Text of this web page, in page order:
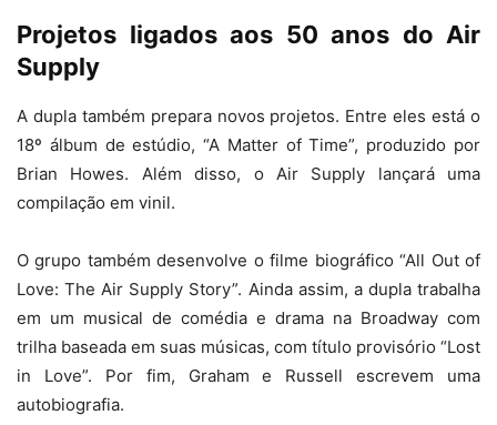
Projetos ligados aos 50 anos do Air
Supply
A dupla também prepara novos projetos. Entre eles está o
18º álbum de estúdio, “A Matter of Time”, produzido por
Brian Howes. Além disso, o Air Supply lançará uma
compilação em vinil.
O grupo também desenvolve o filme biográfico “All Out of
Love: The Air Supply Story”. Ainda assim, a dupla trabalha
em um musical de comédia e drama na Broadway com
trilha baseada em suas músicas, com título provisório “Lost
in Love”. Por fim, Graham e Russell escrevem uma
autobiografia.